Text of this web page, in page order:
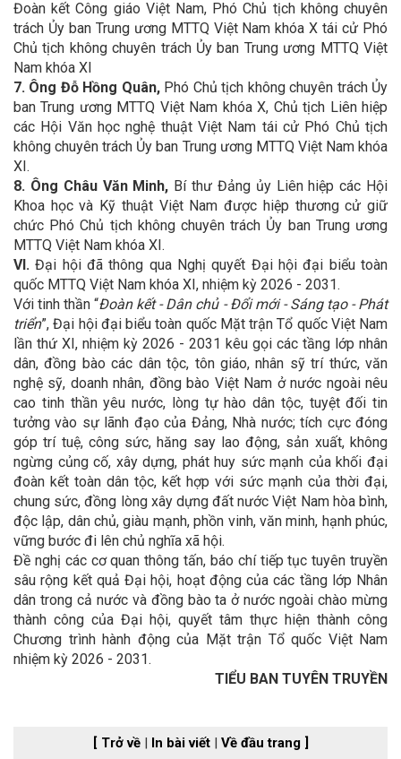
Đoàn kết Công giáo Việt Nam, Phó Chủ tịch không chuyên
trách Ủy ban Trung ương MTTQ Việt Nam khóa X tái cử Phó
Chủ tịch không chuyên trách Ủy ban Trung ương MTTQ Việt
Nam khóa XI
7. Ông Đỗ Hồng Quân,Phó Chủ tịch không chuyên trách Ủy
ban Trung ương MTTQ Việt Nam khóa X, Chủ tịch Liên hiệp
các Hội Văn học nghệ thuật Việt Nam tái cử Phó Chủ tịch
không chuyên trách Ủy ban Trung ương MTTQ Việt Nam khóa
XI.
8. Ông Châu Văn Minh, Bí thư Đảng ủy Liên hiệp các Hội
Khoa học và Kỹ thuật Việt Nam được hiệp thương cử giữ
chức Phó Chủ tịch không chuyên trách Ủy ban Trung ương
MTTQ Việt Nam khóa XI.
VI. Đại hội đã thông qua Nghị quyết Đại hội đại biểu toàn
quốc MTTQ Việt Nam khóa XI, nhiệm kỳ 2026 - 2031.
Với tinh thần “Đoàn kết - Dân chủ - Đổi mới - Sáng tạo - Phát
triển”, Đại hội đại biểu toàn quốc Mặt trận Tổ quốc Việt Nam
lần thứ XI, nhiệm kỳ 2026 - 2031 kêu gọi các tầng lớp nhân
dân, đồng bào các dân tộc, tôn giáo, nhân sỹ trí thức, văn
nghệ sỹ, doanh nhân, đồng bào Việt Nam ở nước ngoài nêu
cao tinh thần yêu nước, lòng tự hào dân tộc, tuyệt đối tin
tưởng vào sự lãnh đạo của Đảng, Nhà nước; tích cực đóng
góp trí tuệ, công sức, hăng say lao động, sản xuất, không
ngừng củng cố, xây dựng, phát huy sức mạnh của khối đại
đoàn kết toàn dân tộc, kết hợp với sức mạnh của thời đại,
chung sức, đồng lòng xây dựng đất nước Việt Nam hòa bình,
độc lập, dân chủ, giàu mạnh, phồn vinh, văn minh, hạnh phúc,
vững bước đi lên chủ nghĩa xã hội.
Đề nghị các cơ quan thông tấn, báo chí tiếp tục tuyên truyền
sâu rộng kết quả Đại hội, hoạt động của các tầng lớp Nhân
dân trong cả nước và đồng bào ta ở nước ngoài chào mừng
thành công của Đại hội, quyết tâm thực hiện thành công
Chương trình hành động của Mặt trận Tổ quốc Việt Nam
nhiệm kỳ 2026 - 2031.
TIỂU BAN TUYÊN TRUYỀN
[ Trở về | In bài viết | Về đầu trang ]